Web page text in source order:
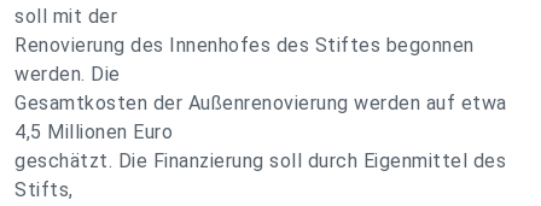
soll mit der
Renovierung des Innenhofes des Stiftes begonnen
werden. Die
Gesamtkosten der Außenrenovierung werden auf etwa
4,5 Millionen Euro
geschätzt. Die Finanzierung soll durch Eigenmittel des
Stifts,